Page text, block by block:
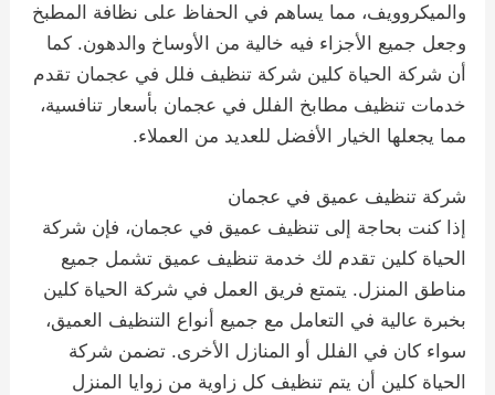
والميكروويف، مما يساهم في الحفاظ على نظافة المطبخ
وجعل جميع الأجزاء فيه خالية من الأوساخ والدهون. كما
أن شركة الحياة كلين شركة تنظيف فلل في عجمان تقدم
خدمات تنظيف مطابخ الفلل في عجمان بأسعار تنافسية،
مما يجعلها الخيار الأفضل للعديد من العملاء.
شركة تنظيف عميق في عجمان
إذا كنت بحاجة إلى تنظيف عميق في عجمان، فإن شركة
الحياة كلين تقدم لك خدمة تنظيف عميق تشمل جميع
مناطق المنزل. يتمتع فريق العمل في شركة الحياة كلين
بخبرة عالية في التعامل مع جميع أنواع التنظيف العميق،
سواء كان في الفلل أو المنازل الأخرى. تضمن شركة
الحياة كلين أن يتم تنظيف كل زاوية من زوايا المنزل